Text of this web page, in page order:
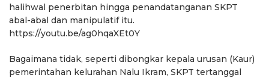
halihwal penerbitan hingga penandatanganan SKPT
abal-abal dan manipulatif itu.
https://youtu.be/ag0hqaXEt0Y
Bagaimana tidak, seperti dibongkar kepala urusan (Kaur)
pemerintahan kelurahan Nalu Ikram, SKPT tertanggal